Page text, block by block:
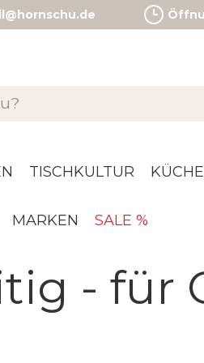
TISCHKULTUR KÜCHE
MARKEN SALE %
- für